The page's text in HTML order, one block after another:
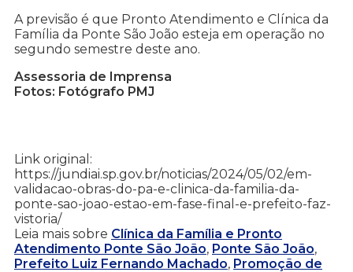
A previsão é que Pronto Atendimento e Clínica da
Família da Ponte São João esteja em operação no
segundo semestre deste ano.
Assessoria de Imprensa
Fotos: Fotógrafo PMJ
Link original:
https://jundiai.sp.gov.br/noticias/2024/05/02/em-
validacao-obras-do-pa-e-clinica-da-familia-da-
ponte-sao-joao-estao-em-fase-final-e-prefeito-faz-
vistoria/
Leia mais sobre Clínica da Família e Pronto
Atendimento Ponte São João, Ponte São João,
Prefeito Luiz Fernando Machado, Promoção de